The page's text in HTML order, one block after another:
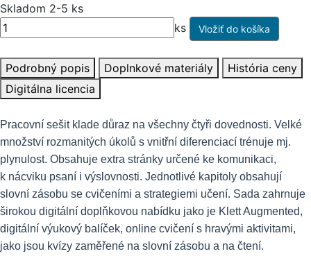
Skladom 2-5 ks
ks
Podrobný popis Doplnkové materiály
História ceny
Digitálna licencia
Pracovní sešit klade důraz na všechny čtyři dovednosti. Velké
množství rozmanitých úkolů s vnitřní diferenciací trénuje mj.
plynulost. Obsahuje extra stránky určené ke komunikaci,
k nácviku psaní i výslovnosti. Jednotlivé kapitoly obsahují
slovní zásobu se cvičeními a strategiemi učení. Sada zahrnuje
širokou digitální doplňkovou nabídku jako je Klett Augmented,
digitální výukový balíček, online cvičení s hravými aktivitami,
jako jsou kvízy zaměřené na slovní zásobu a na čtení.